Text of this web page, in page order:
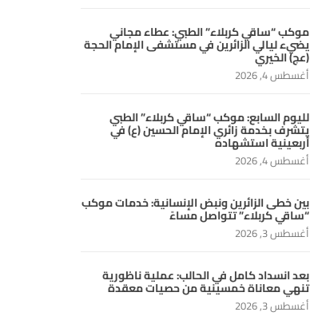
موكب “ساقي كربلاء” الطبي: عطاء مجاني
يضيء ليالي الزائرين في مستشفى الإمام الحجة
(عج) الخيري
أغسطس 4, 2026
لليوم السابع: موكب “ساقي كربلاء” الطبي
يتشرف بخدمة زائري الإمام الحسين (ع) في
أربعينية استشهاده
أغسطس 4, 2026
بين خطى الزائرين ونبض الإنسانية: خدمات موكب
“ساقي كربلاء” تتواصل مساءً
أغسطس 3, 2026
بعد انسداد كامل في الحالب: عملية ناظورية
تنهي معاناة خمسينية من حصيات معقدة
أغسطس 3, 2026